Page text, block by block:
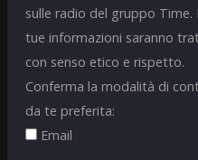
sulle radio del gruppo Time.
tue informazioni saranno
con senso etico e rispetto.
Conferma la modalità di
da te preferita:
Email